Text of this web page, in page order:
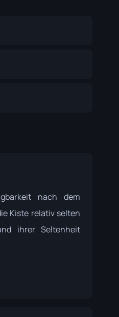
nach dem
Kiste relativ selten
ihrer Seltenheit